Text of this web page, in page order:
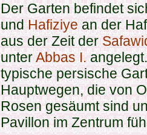
Der Garten befindet
undHafiziyean der
aus der Zeit der
unterAbbas I.
typische persische
Hauptwegen, die von
Rosen gesäumt sind
Pavillon im Zentrum